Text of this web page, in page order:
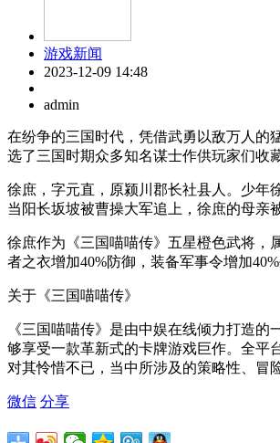
游戏新闻
2023-12-09 14:48
admin
在纷争的三国时代，凭借武勇以敌万人的
选了三国时期众多知名谋士作供玩家们收
徐庶，字元直，原颍川郡长社县人。少年
当阳长坂坡被曹操大军追上，徐庶的母亲
徐庶作为《三国喵喵传》五星橙色武将，
者之衣增加40%防御，装备军事令增加
关于《三国喵喵传》
《三国喵喵传》是由中娱在线倾力打造
够享受一款革新式的卡牌游戏巨作。全平
对其怜惜不已，当中所涉及的策略性、冒
微信 分享